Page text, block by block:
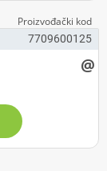
7709600125
@